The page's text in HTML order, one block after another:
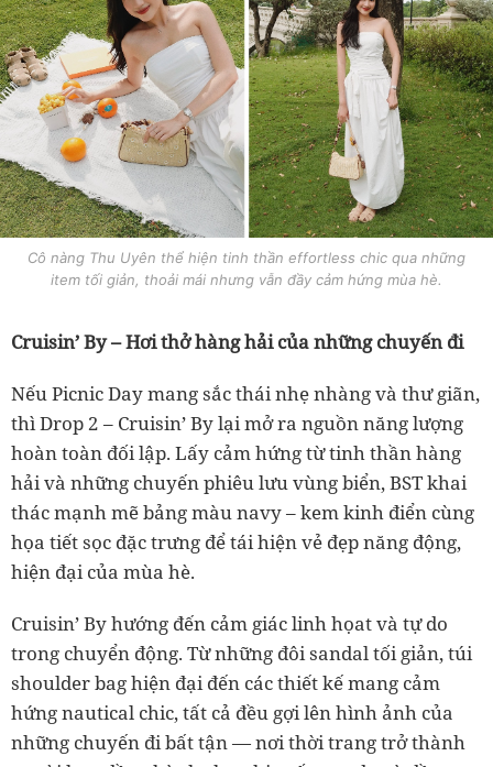
Cô nàng Thu Uyên thể hiện tinh thần effortless chic qua những
item tối giản, thoải mái nhưng vẫn đầy cảm hứng mùa hè.
Cruisin’ By – Hơi thở hàng hải của những chuyến đi
Nếu Picnic Day mang sắc thái nhẹ nhàng và thư giãn,
thì Drop 2 – Cruisin’ By lại mở ra nguồn năng lượng
hoàn toàn đối lập. Lấy cảm hứng từ tinh thần hàng
hải và những chuyến phiêu lưu vùng biển, BST khai
thác mạnh mẽ bảng màu navy – kem kinh điển cùng
họa tiết sọc đặc trưng để tái hiện vẻ đẹp năng động,
hiện đại của mùa hè.
Cruisin’ By hướng đến cảm giác linh họat và tự do
trong chuyển động. Từ những đôi sandal tối giản, túi
shoulder bag hiện đại đến các thiết kế mang cảm
hứng nautical chic, tất cả đều gợi lên hình ảnh của
những chuyến đi bất tận — nơi thời trang trở thành